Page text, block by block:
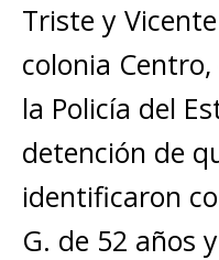
Triste y
colonia
la Policía del
detención de
identificaron
G. de 52 años